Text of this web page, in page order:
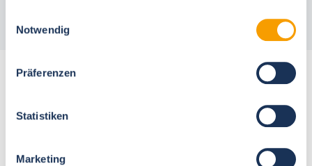
Notwendig
Präferenzen
Statistiken
Marketing
More accommodations for 6 people